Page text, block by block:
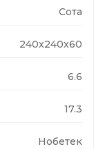
Сота
240x240x60
6.6
17.3
Нобетек